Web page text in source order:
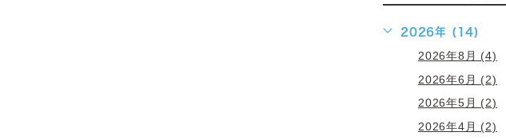
2026年 (14)
2026年8月 (4)
2026年6月 (2)
2026年5月 (2)
2026年4月 (2)